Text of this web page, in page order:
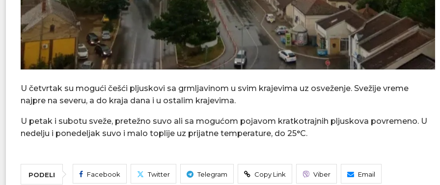
U četvrtak su mogući češći pljuskovi sa grmljavinom u svim krajevima uz osveženje. Svežije vreme
najpre na severu, a do kraja dana i u ostalim krajevima.
U petak i subotu sveže, pretežno suvo ali sa mogućom pojavom kratkotrajnih pljuskova povremeno. U
nedelju i ponedeljak suvo i malo toplije uz prijatne temperature, do 25°C.
PODELI Facebook Twitter Telegram Copy Link Viber Email